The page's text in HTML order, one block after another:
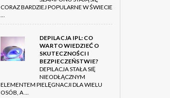
CORAZ BARDZIEJ POPULARNE W ŚWIECIE
…
DEPILACJA IPL: CO
WARTO WIEDZIEĆ O
SKUTECZNOŚCI I
BEZPIECZEŃSTWIE?
DEPILACJA STAŁA SIĘ
NIEODŁĄCZNYM
ELEMENTEM PIELĘGNACJI DLA WIELU
OSÓB, A …